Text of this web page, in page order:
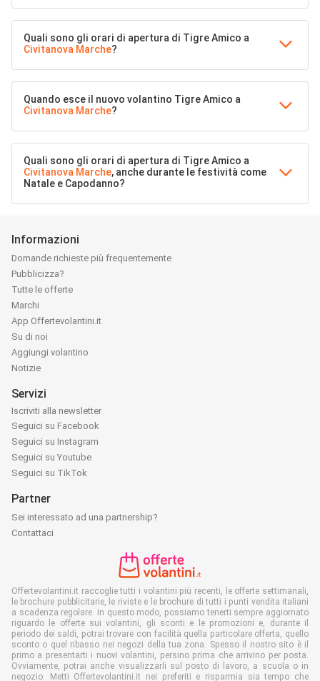
Quali sono gli orari di apertura di Tigre Amico a
Civitanova Marche?
Quando esce il nuovo volantino Tigre Amico a
Civitanova Marche?
Quali sono gli orari di apertura di Tigre Amico a
Civitanova Marche, anche durante le festività come
Natale e Capodanno?
Informazioni
Domande richieste più frequentemente
Pubblicizza?
Tutte le offerte
Marchi
App Offertevolantini.it
Su di noi
Aggiungi volantino
Notizie
Servizi
Iscriviti alla newsletter
Seguici su Facebook
Seguici su Instagram
Seguici su Youtube
Seguici su TikTok
Partner
Sei interessato ad una partnership?
Contattaci
Offertevolantini.it raccoglie tutti i volantini più recenti, le offerte settimanali,
le brochure pubblicitarie, le riviste e le brochure di tutti i punti vendita italiani
a scadenza regolare. In questo modo, possiamo tenerti sempre aggiornato
riguardo le offerte sui volantini, gli sconti e le promozioni e, durante il
periodo dei saldi, potrai trovare con facilità quella particolare offerta, quello
sconto o quel ribasso nei negozi della tua zona. Spesso il nostro sito è il
primo a presentarti i nuovi volantini, persino prima che arrivino per posta.
Ovviamente, potrai anche visualizzarli sul posto di lavoro, a scuola o in
negozio. Metti Offertevolantini.it nei preferiti e risparmia sia tempo che